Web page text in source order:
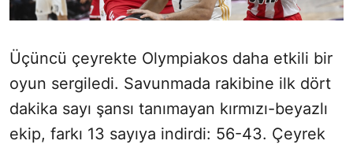
Üçüncü çeyrekte Olympiakos daha etkili bir
oyun sergiledi. Savunmada rakibine ilk dört
dakika sayı şansı tanımayan kırmızı-beyazlı
ekip, farkı 13 sayıya indirdi: 56-43. Çeyrek